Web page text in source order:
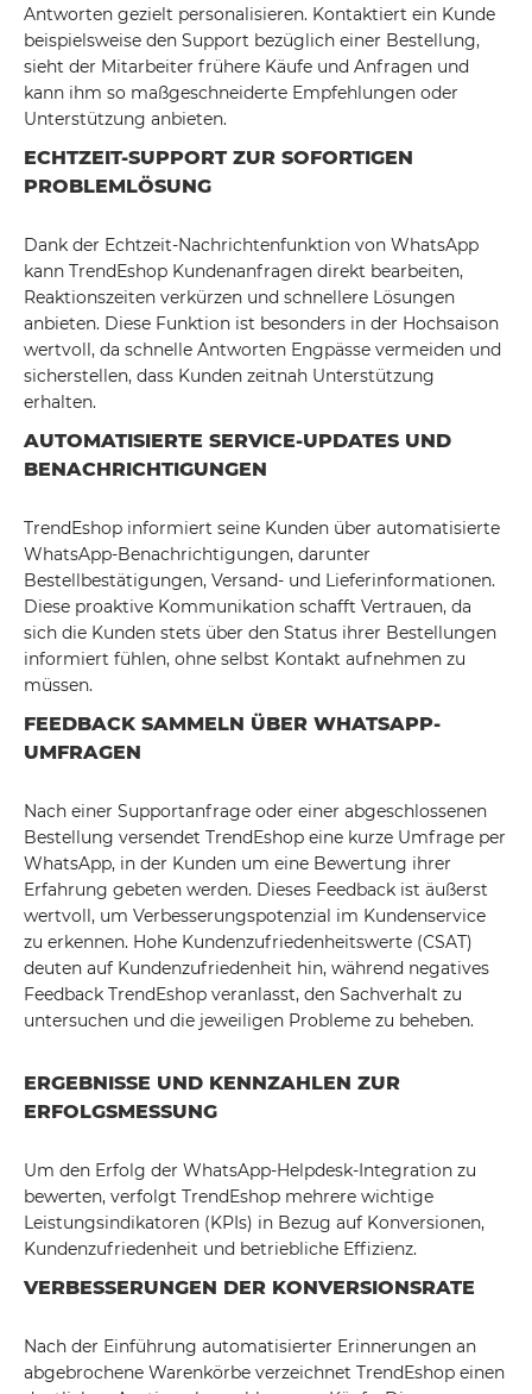
Antworten gezielt personalisieren. Kontaktiert ein Kunde
beispielsweise den Support bezüglich einer Bestellung,
sieht der Mitarbeiter frühere Käufe und Anfragen und
kann ihm so maßgeschneiderte Empfehlungen oder
Unterstützung anbieten.
ECHTZEIT-SUPPORT ZUR SOFORTIGEN
PROBLEMLÖSUNG
Dank der Echtzeit-Nachrichtenfunktion von WhatsApp
kann TrendEshop Kundenanfragen direkt bearbeiten,
Reaktionszeiten verkürzen und schnellere Lösungen
anbieten. Diese Funktion ist besonders in der Hochsaison
wertvoll, da schnelle Antworten Engpässe vermeiden und
sicherstellen, dass Kunden zeitnah Unterstützung
erhalten.
AUTOMATISIERTE SERVICE-UPDATES UND
BENACHRICHTIGUNGEN
TrendEshop informiert seine Kunden über automatisierte
WhatsApp-Benachrichtigungen, darunter
Bestellbestätigungen, Versand- und Lieferinformationen.
Diese proaktive Kommunikation schafft Vertrauen, da
sich die Kunden stets über den Status ihrer Bestellungen
informiert fühlen, ohne selbst Kontakt aufnehmen zu
müssen.
FEEDBACK SAMMELN ÜBER WHATSAPP-
UMFRAGEN
Nach einer Supportanfrage oder einer abgeschlossenen
Bestellung versendet TrendEshop eine kurze Umfrage per
WhatsApp, in der Kunden um eine Bewertung ihrer
Erfahrung gebeten werden. Dieses Feedback ist äußerst
wertvoll, um Verbesserungspotenzial im Kundenservice
zu erkennen. Hohe Kundenzufriedenheitswerte (CSAT)
deuten auf Kundenzufriedenheit hin, während negatives
Feedback TrendEshop veranlasst, den Sachverhalt zu
untersuchen und die jeweiligen Probleme zu beheben.
ERGEBNISSE UND KENNZAHLEN ZUR
ERFOLGSMESSUNG
Um den Erfolg der WhatsApp-Helpdesk-Integration zu
bewerten, verfolgt TrendEshop mehrere wichtige
Leistungsindikatoren (KPIs) in Bezug auf Konversionen,
Kundenzufriedenheit und betriebliche Effizienz.
VERBESSERUNGEN DER KONVERSIONSRATE
Nach der Einführung automatisierter Erinnerungen an
abgebrochene Warenkörbe verzeichnet TrendEshop einen